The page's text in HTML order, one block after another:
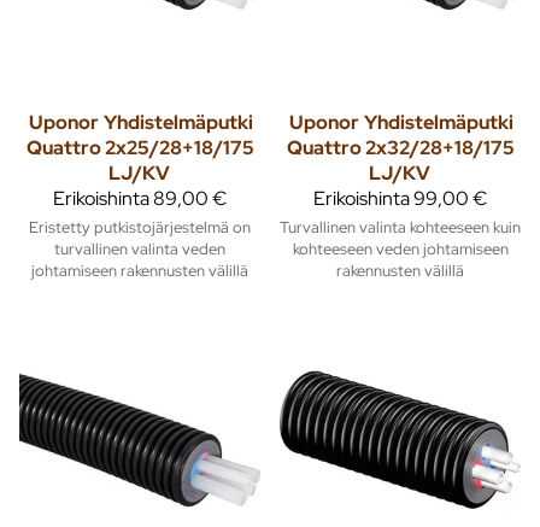
UponorYhdistelmäputki
Quattro 2x25/28+18/175
LJ/KV
Erikoishinta89,00 €
Eristetty putkistojärjestelmä on
turvallinen valinta veden
johtamiseen rakennusten välillä
UponorYhdistelmäputki
Quattro 2x32/28+18/175
LJ/KV
Erikoishinta99,00 €
Turvallinen valinta kohteeseen kuin
kohteeseen veden johtamiseen
rakennusten välillä